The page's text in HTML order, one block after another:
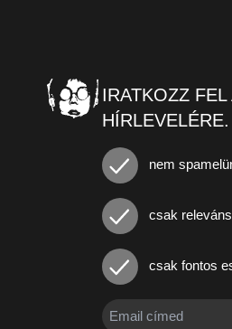
IRATKOZZ
HÍRLEVELÉRE.
nem
csak
csak fontos